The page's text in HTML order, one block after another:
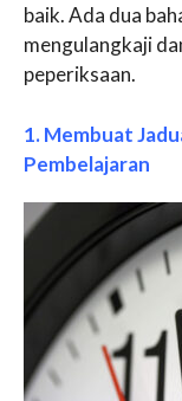
baik. Ada dua
mengulangkaji
peperiksaan.
1. Membuat
Pembelajaran